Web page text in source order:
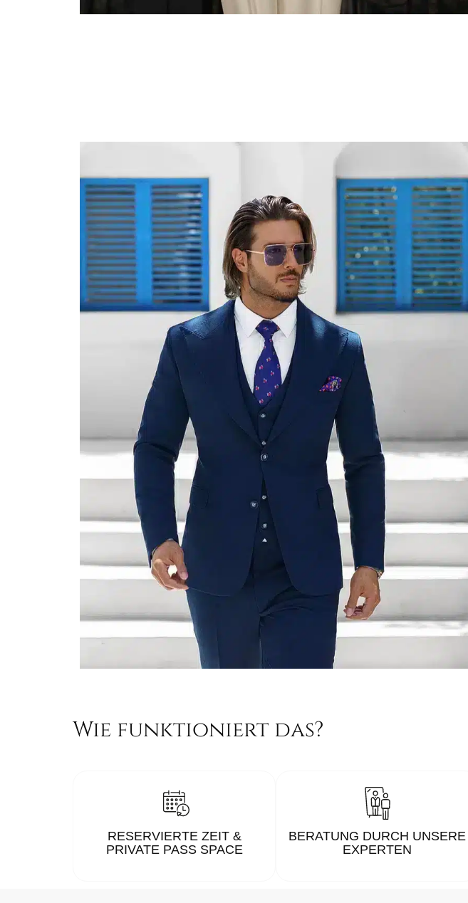
Wie funktioniert das?
RESERVIERTE ZEIT &
PRIVATE PASS SPACE
BERATUNG DURCH UNSERE
EXPERTEN